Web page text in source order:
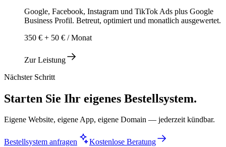
Google, Facebook, Instagram und TikTok Ads plus Google
Business Profil. Betreut, optimiert und monatlich ausgewertet.
350 € + 50 € / Monat
Zur Leistung
Nächster Schritt
Starten Sie Ihr eigenes Bestellsystem.
Eigene Website, eigene App, eigene Domain — jederzeit kündbar.
Bestellsystem anfragen
Kostenlose Beratung